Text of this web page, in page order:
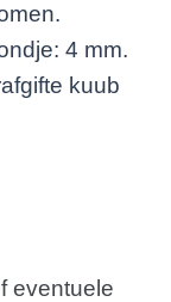
4 mm.
kuub
eventuele